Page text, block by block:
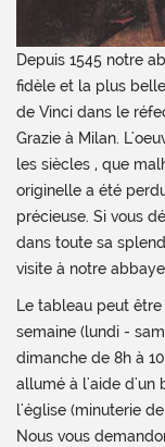
Depuis 1545 notre
fidèle et la plus
de Vinci dans le
Grazie à Milan.
les siècles , que
originelle a été
précieuse. Si vous
dans toute sa
visite à notre
Le tableau peut
semaine (lundi -
dimanche de 8h à
allumé à l'aide d'un
l'église (minuterie
Nous vous